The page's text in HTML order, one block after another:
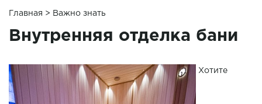
Главная > Важно знать
Внутренняя отделка бани
Хотите